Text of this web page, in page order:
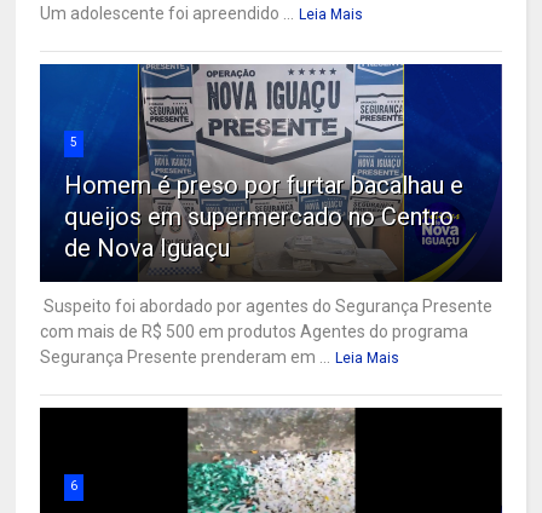
Um adolescente foi apreendido ... Leia Mais
5
Homem é preso por furtar bacalhau e
queijos em supermercado no Centro
de Nova Iguaçu
Suspeito foi abordado por agentes do Segurança Presente
com mais de R$ 500 em produtos Agentes do programa
Segurança Presente prenderam em ... Leia Mais
6